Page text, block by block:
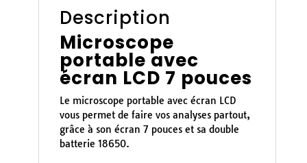
Description
Microscope
portable avec
écran LCD 7 pouces
Le microscope portable avec écran LCD
vous permet de faire vos analyses partout,
grâce à son écran 7 pouces et sa double
batterie 18650.